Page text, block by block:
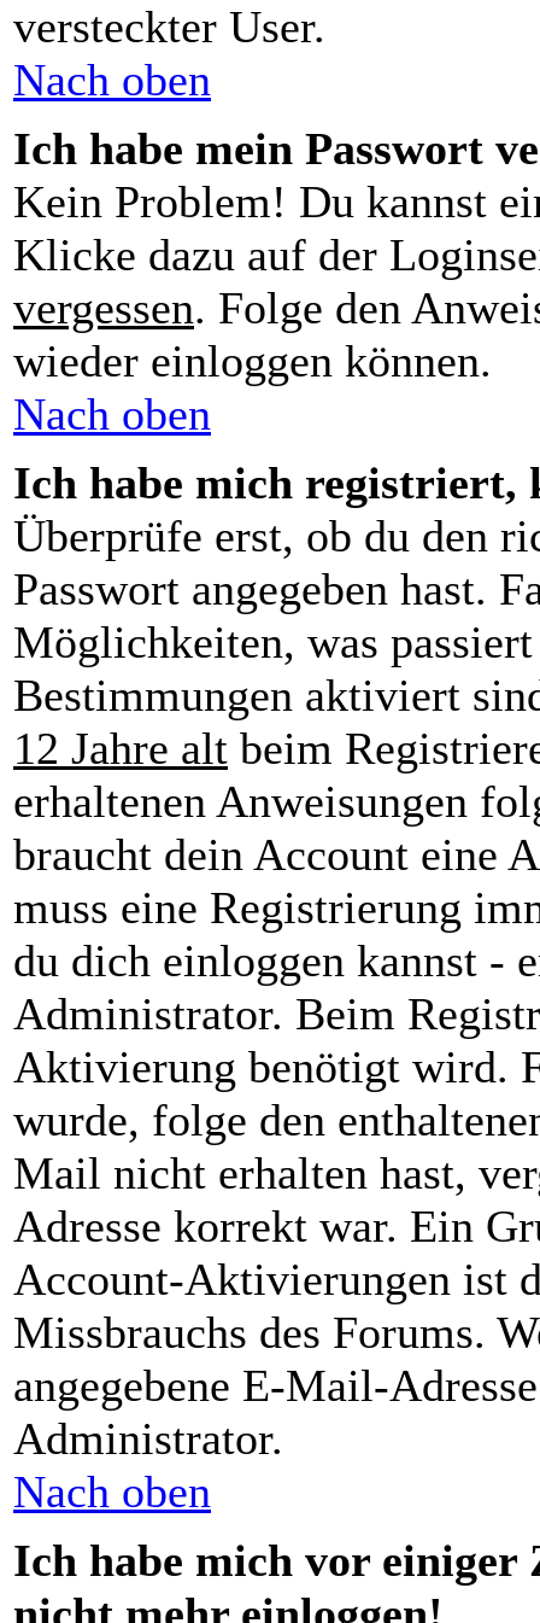
versteckter User.
Nach oben
Ich habe mein Passwort
Kein Problem! Du kannst
Klicke dazu auf der
vergessen. Folge den
wieder einloggen können.
Nach oben
Ich habe mich registriert,
Überprüfe erst, ob du den
Passwort angegeben hast.
Möglichkeiten, was
Bestimmungen aktiviert
12 Jahre alt beim
erhaltenen Anweisungen
braucht dein Account eine
muss eine Registrierung
du dich einloggen kannst -
Administrator. Beim
Aktivierung benötigt wird.
wurde, folge den
Mail nicht erhalten hast,
Adresse korrekt war. Ein
Account-Aktivierungen ist
Missbrauchs des Forums.
angegebene E-Mail-
Administrator.
Nach oben
Ich habe mich vor